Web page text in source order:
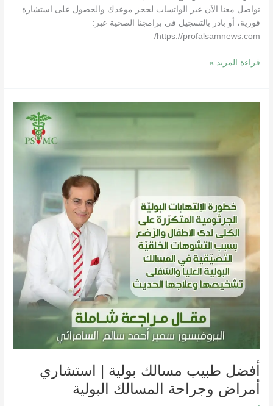
تواصل معنا الآن عبر الواتساب لحجز موعدك والحصول على استشارة
فورية، أو بادر بالتسجيل في برامجنا الصحية عبر:
https://profalsamnews.com/
قراءة المزيد »
أفضل طبيب مسالك بولية | استشاري
أمراض وجراحة المسالك البولية
بولية
وجراحة
المسالك
البولية